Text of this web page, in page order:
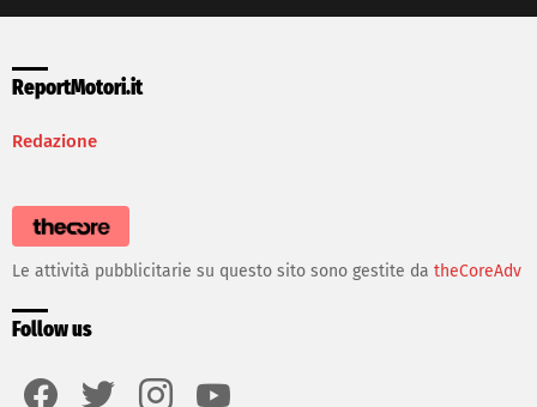
ReportMotori.it
Redazione
Le attività pubblicitarie su questo sito sono gestite da theCoreAdv
Follow us